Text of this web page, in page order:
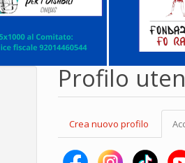
Profilo
primarie
Crea nuovo profilo